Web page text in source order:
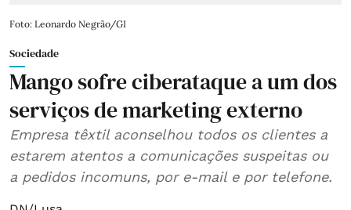
Foto: Leonardo Negrão/GI
Sociedade
Mango sofre ciberataque a um dos
serviços de marketing externo
Empresa têxtil aconselhou todos os clientes a
estarem atentos a comunicações suspeitas ou
a pedidos incomuns, por e-mail e por telefone.